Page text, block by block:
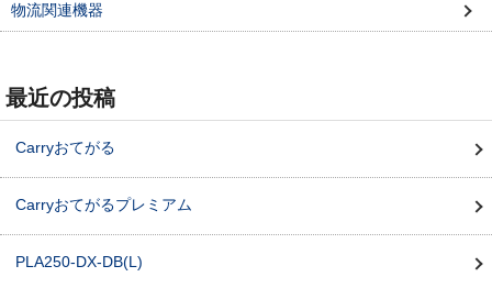
物流関連機器
最近の投稿
Carryおてがる
Carryおてがるプレミアム
PLA250-DX-DB(L)